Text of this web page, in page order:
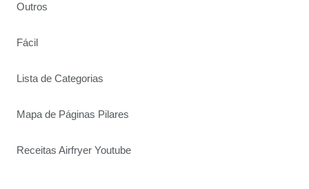
Outros
Fácil
Lista de Categorias
Mapa de Páginas Pilares
Receitas Airfryer Youtube